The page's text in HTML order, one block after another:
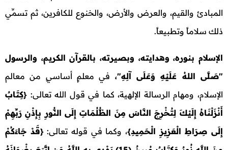
المبادئ والقيم، والعرض والأرض، والخنوع للكافرين، ثم تسمِّي
ذلك سلاماً وتطبيعاً.
الإسلام بنوره، وهدايته، وبصيرته، بالقرآن الكريم، والرسول
"صَلَّى اللهُ عَلَيْهِ وَعَلَى آلِهِ"،في معلمٍ أساسيٍ من معالم
الإسلام، ومهام الرسالة الإلهية، كما في قول الله تعالى: {كِتَابٌ
أَنْزَلْنَاهُ إِلَيْكَ لِتُخْرِجَ النَّاسَ مِنَ الظُّلُمَاتِ إِلَى النُّورِ بِإِذْنِ رَبِّهِمْ
إِلَى صِرَاطِ الْعَزِيزِ الْحَمِيدِ}، وكما في قوله تعالى: {قَدْ جَاءَكُمْ